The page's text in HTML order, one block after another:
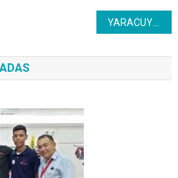
YARACUY | Inces realizó caracterización de saberes a privados de libertad